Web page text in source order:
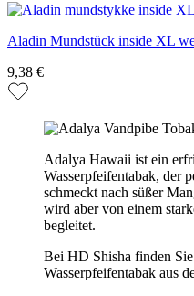
Aladin Mundstück inside XL
9,38 €
Adalya Hawaii ist ein
Wasserpfeifentabak, der
schmeckt nach süßer
wird aber von einem
begleitet.
Bei HD Shisha finden
Wasserpfeifentabak aus